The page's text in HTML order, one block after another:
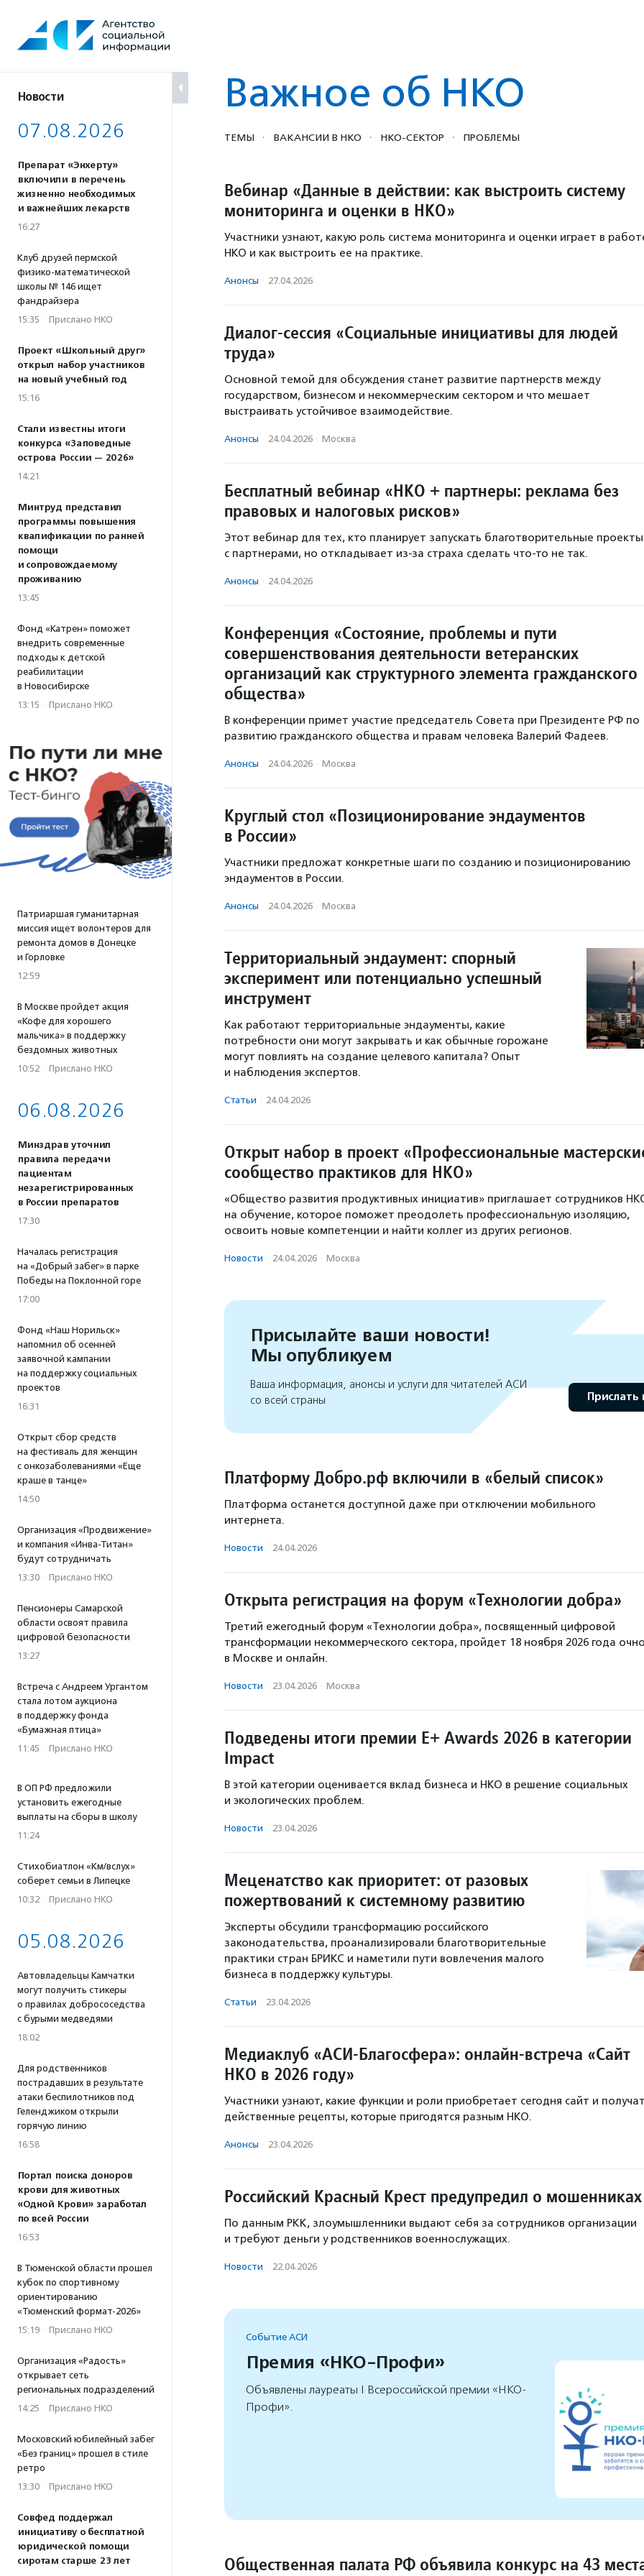
содержанию
Новости
07.08.2026
Препарат «Энхерту»
включили в перечень
жизненно необходимых
и важнейших лекарств
16:27
Клуб друзей пермской
физико-математической
школы № 146 ищет
фандрайзера
15:35 · Прислано НКО
Проект «Школьный друг»
открыл набор участников
на новый учебный год
15:16
Стали известны итоги
конкурса «Заповедные
острова России — 2026»
14:21
Минтруд представил
программы повышения
квалификации по ранней
помощи
и сопровождаемому
проживанию
13:45
Фонд «Катрен» поможет
внедрить современные
подходы к детской
реабилитации
в Новосибирске
13:15 · Прислано НКО
Патриаршая гуманитарная
миссия ищет волонтеров для
ремонта домов в Донецке
и Горловке
12:59
В Москве пройдет акция
«Кофе для хорошего
мальчика» в поддержку
бездомных животных
10:52 · Прислано НКО
06.08.2026
Минздрав уточнил
правила передачи
пациентам
незарегистрированных
в России препаратов
17:30
Началась регистрация
на «Добрый забег» в парке
Победы на Поклонной горе
17:00
Фонд «Наш Норильск»
напомнил об осенней
заявочной кампании
на поддержку социальных
проектов
16:31
Открыт сбор средств
на фестиваль для женщин
с онкозаболеваниями «Еще
краше в танце»
14:50
Организация «Продвижение»
и компания «Инва-Титан»
будут сотрудничать
13:30 · Прислано НКО
Пенсионеры Самарской
области освоят правила
цифровой безопасности
13:27
Встреча с Андреем Ургантом
стала лотом аукциона
в поддержку фонда
«Бумажная птица»
11:45 · Прислано НКО
В ОП РФ предложили
установить ежегодные
выплаты на сборы в школу
11:24
Стихобиатлон «Км/вслух»
соберет семьи в Липецке
10:32 · Прислано НКО
05.08.2026
Автовладельцы Камчатки
могут получить стикеры
о правилах добрососедства
с бурыми медведями
18:02
Для родственников
пострадавших в результате
атаки беспилотников под
Геленджиком открыли
горячую линию
16:58
Портал поиска доноров
крови для животных
«Одной Крови» заработал
по всей России
16:53
В Тюменской области прошел
кубок по спортивному
ориентированию
«Тюменский формат-2026»
15:19 · Прислано НКО
Организация «Радость»
открывает сеть
региональных подразделений
14:25 · Прислано НКО
Московский юбилейный забег
«Без границ» прошел в стиле
ретро
13:30 · Прислано НКО
Совфед поддержал
инициативу о бесплатной
юридической помощи
сиротам старше 23 лет
Важное об НКО
ТЕМЫ · ВАКАНСИИ В НКО · НКО-СЕКТОР · ПРОБЛЕМЫ
Вебинар «Данные в действии: как выстроить систему
мониторинга и оценки в НКО»
Участники узнают, какую роль система мониторинга и оценки играет в
НКО и как выстроить ее на практике.
Анонсы · 27.04.2026
Диалог-сессия «Социальные инициативы для людей
труда»
Основной темой для обсуждения станет развитие партнерств между
государством, бизнесом и некоммерческим сектором и что мешает
выстраивать устойчивое взаимодействие.
Анонсы · 24.04.2026 · Москва
Бесплатный вебинар «НКО + партнеры: реклама без
правовых и налоговых рисков»
Этот вебинар для тех, кто планирует запускать благотворительные проекты
с партнерами, но откладывает из-за страха сделать что-то не так.
Анонсы · 24.04.2026
Конференция «Состояние, проблемы и пути
совершенствования деятельности ветеранских
организаций как структурного элемента гражданского
общества»
В конференции примет участие председатель Совета при Президенте РФ по
развитию гражданского общества и правам человека Валерий Фадеев.
Анонсы · 24.04.2026 · Москва
Круглый стол «Позиционирование эндаументов
в России»
Участники предложат конкретные шаги по созданию и позиционированию
эндаументов в России.
Анонсы · 24.04.2026 · Москва
Территориальный эндаумент: спорный
эксперимент или потенциально успешный
инструмент
Как работают территориальные эндаументы, какие
потребности они могут закрывать и как обычные горожане
могут повлиять на создание целевого капитала? Опыт
и наблюдения экспертов.
Статьи · 24.04.2026
Открыт набор в проект «Профессиональные
сообщество практиков для НКО»
«Общество развития продуктивных инициатив» приглашает сотрудников
на обучение, которое поможет преодолеть профессиональную изоляцию,
освоить новые компетенции и найти коллег из других регионов.
Новости · 24.04.2026 · Москва
Присылайте ваши новости!
Мы опубликуем
Ваша информация, анонсы и услуги для читателей АСИ
со всей страны
Прислать
Платформу Добро.рф включили в «белый список»
Платформа останется доступной даже при отключении мобильного
интернета.
Новости · 24.04.2026
Открыта регистрация на форум «Технологии добра»
Третий ежегодный форум «Технологии добра», посвященный цифровой
трансформации некоммерческого сектора, пройдет 18 ноября 2026 года
в Москве и онлайн.
Новости · 23.04.2026 · Москва
Подведены итоги премии E+ Awards 2026 в категории
Impact
В этой категории оценивается вклад бизнеса и НКО в решение социальных
и экологических проблем.
Новости · 23.04.2026
Меценатство как приоритет: от разовых
пожертвований к системному развитию
Эксперты обсудили трансформацию российского
законодательства, проанализировали благотворительные
практики стран БРИКС и наметили пути вовлечения малого
бизнеса в поддержку культуры.
Статьи · 23.04.2026
Медиаклуб «АСИ-Благосфера»: онлайн-встреча «Сайт
НКО в 2026 году»
Участники узнают, какие функции и роли приобретает сегодня сайт и
действенные рецепты, которые пригодятся разным НКО.
Анонсы · 23.04.2026
Российский Красный Крест предупредил о мошенниках
По данным РКК, злоумышленники выдают себя за сотрудников организации
и требуют деньги у родственников военнослужащих.
Новости · 22.04.2026
Событие АСИ
Премия «НКО-Профи»
Объявлены лауреаты I Всероссийской премии «НКО-
Профи».
Общественная палата РФ объявила конкурс на 43